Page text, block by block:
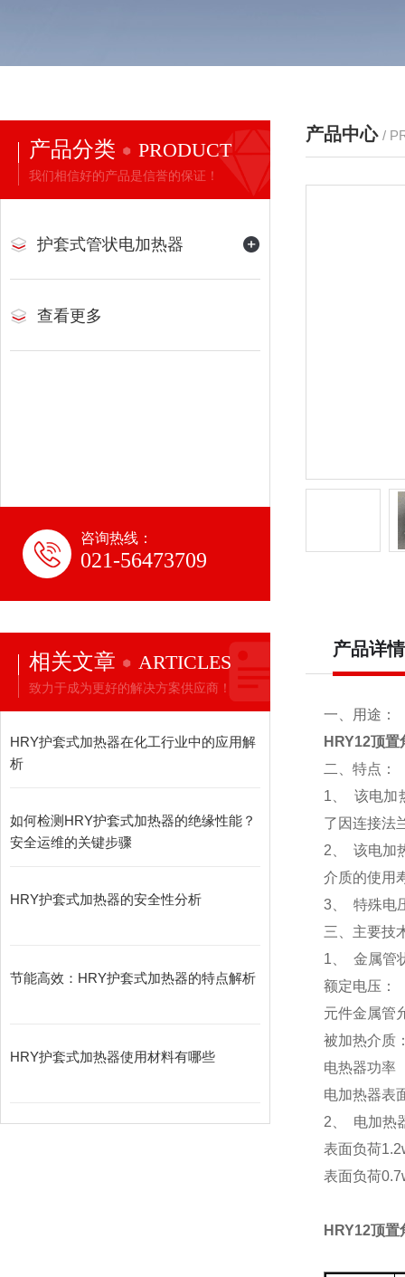
产品分类 PRODUCT
我们相信好的产品是信誉的保证！
护套式管状电加热器
查看更多
咨询热线：
021-56473709
相关文章 ARTICLES
致力于成为更好的解决方案供应商！
HRY护套式加热器在化工行业中的应用解
析
如何检测HRY护套式加热器的绝缘性能？
安全运维的关键步骤
HRY护套式加热器的安全性分析
节能高效：HRY护套式加热器的特点解析
HRY护套式加热器使用材料有哪些
产品中心 /
产品详情
一、用途：
HRY12顶置
二、特点：
1、 该电加
了因连接法
2、 该电加
介质的使用
3、 特殊电
三、主要技
1、 金属管
额定电
元件金属
被加热介
电热器
电加热器
2、 电加热
表面负荷
表面负荷
HRY12顶置